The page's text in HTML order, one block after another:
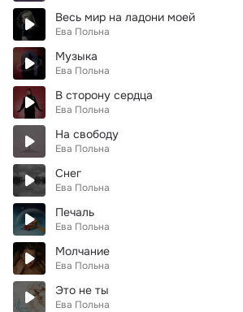
Весь мир на ладони моей
Ева Польна
Музыка
Ева Польна
В сторону сердца
Ева Польна
На свободу
Ева Польна
Снег
Ева Польна
Печаль
Ева Польна
Молчание
Ева Польна
Это не ты
Ева Польна